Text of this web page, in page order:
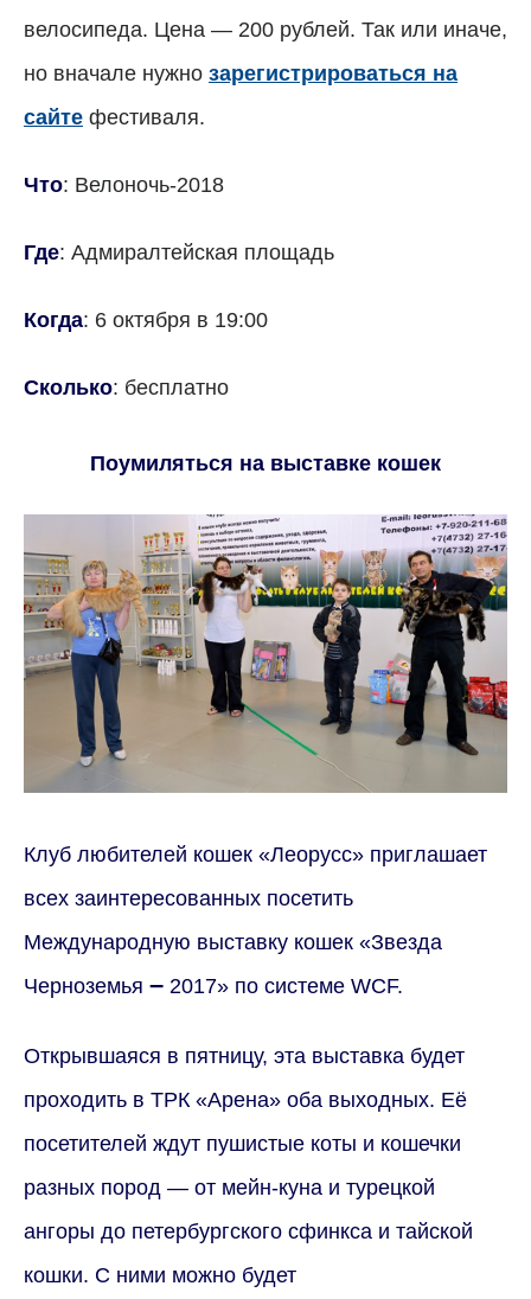
велосипеда. Цена — 200 рублей. Так или иначе,
но вначале нужно зарегистрироваться на
сайте фестиваля.
Что: Велоночь-2018
Где: Адмиралтейская площадь
Когда: 6 октября в 19:00
Сколько: бесплатно
Поумиляться на выставке кошек
Клуб любителей кошек «Леорусс» приглашает
всех заинтересованных посетить
Международную выставку кошек «Звезда
Черноземья – 2017» по системе WCF.
Открывшаяся в пятницу, эта выставка будет
проходить в ТРК «Арена» оба выходных. Её
посетителей ждут пушистые коты и кошечки
разных пород — от мейн-куна и турецкой
ангоры до петербургского сфинкса и тайской
кошки. С ними можно будет